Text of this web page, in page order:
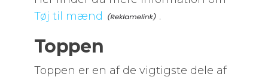
Tøj til mænd
.
Toppen
Toppen er en af de vigtigste dele af